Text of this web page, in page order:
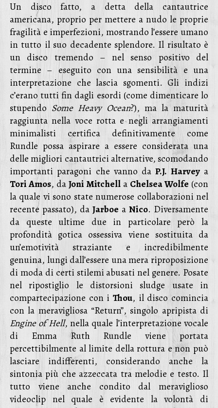
Un disco fatto, a detta della cantautrice
americana, proprio per mettere a nudo le proprie
fragilità e imperfezioni, mostrando l’essere umano
in tutto il suo decadente splendore. Il risultato è
un disco tremendo – nel senso positivo del
termine – eseguito con una sensibilità e una
interpretazione che lascia sgomenti. Gli indizi
c’erano tutti fin dagli esordi (come dimenticare lo
stupendo Some Heavy Ocean?), ma la maturità
raggiunta nella voce rotta e negli arrangiamenti
minimalisti certifica definitivamente come
Rundle possa aspirare a essere considerata una
delle migliori cantautrici alternative, scomodando
importanti paragoni che vanno daP.J. Harveya
Tori Amos, daJoni Mitchell a Chelsea Wolfe (con
la quale vi sono state numerose collaborazioni nel
recente passato), da Jarboe a Nico. Diversamente
da queste ultime due in particolare però la
profondità gotica ossessiva viene sostituita da
un’emotività straziante e incredibilmente
genuina, lungi dall’essere una mera riproposizione
di moda di certi stilemi abusati nel genere. Posate
nel ripostiglio le distorsioni sludge usate in
compartecipazione con i Thou, il disco comincia
con la meravigliosa “Return”, singolo apripista di
Engine of Hell, nella quale l’interpretazione vocale
di Emma Ruth Rundle viene portata
percettibilmente al limite della rottura e non può
lasciare indifferenti, considerando anche la
sintonia più che azzeccata tra melodie e testo. Il
tutto viene anche condito dal meraviglioso
videoclip nel quale è evidente la volontà di